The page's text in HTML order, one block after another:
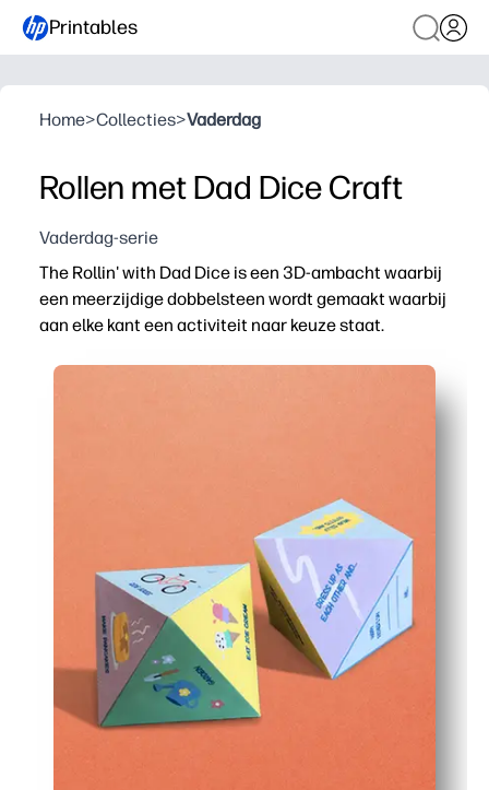
Printables
Home>Collecties>Vaderdag
Rollen met Dad Dice Craft
Vaderdag-serie
The Rollin' with Dad Dice is een 3D-ambacht waarbij
een meerzijdige dobbelsteen wordt gemaakt waarbij
aan elke kant een activiteit naar keuze staat.